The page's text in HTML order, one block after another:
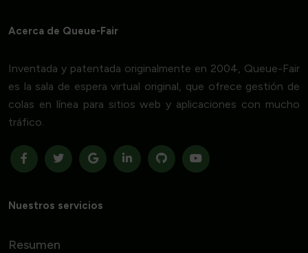
Acerca de Queue-Fair
Inventada y patentada originalmente en 2004, Queue-Fair
es la sala de espera virtual original, que ofrece gestión de
colas en línea para sitios web y aplicaciones con mucho
tráfico.
Nuestros servicios
Resumen